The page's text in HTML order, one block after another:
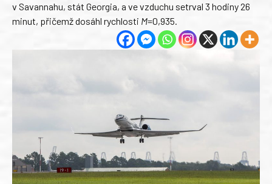
v Savannahu, stát Georgia, a ve vzduchu setrval 3 hodiny 26
minut, přičemž dosáhl rychlosti M=0,935.